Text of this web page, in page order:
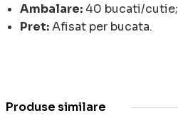
Ambalare: 40 bucati/cutie;
Pret:Afisat per bucata.
Produse similare